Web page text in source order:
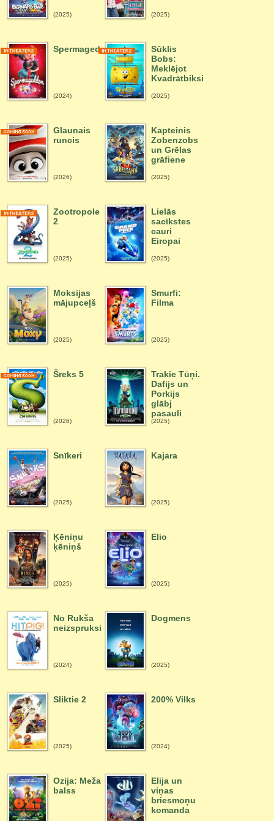
(2025) (2025)
Spermagedons
(2024)
Sūklis
Bobs:
Meklējot
Kvadrātbiksi
(2025)
Glaunais
runcis
(2026)
Kapteinis
Zobenzobs
un Grēlas
grāfiene
(2025)
Zootropole
2
(2025)
Lielās
sacīkstes
cauri
Eiropai
(2025)
Moksijas
mājupceļš
(2025)
Smurfi:
Filma
(2025)
Šreks 5
(2026)
Trakie Tūņi.
Dafijs un
Porkijs
glābj
pasauli
(2025)
Snīkeri
(2025)
Kajara
(2025)
Ķēniņu
ķēniņš
(2025)
Elio
(2025)
No Rukša
neizspruksi
(2024)
Dogmens
(2025)
Sliktie 2
(2025)
200% Vilks
(2024)
Ozija: Meža
balss
Elija un
viņas
briesmoņu
komanda